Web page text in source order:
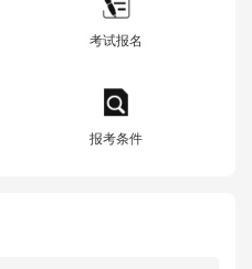
考试报名
报考条件